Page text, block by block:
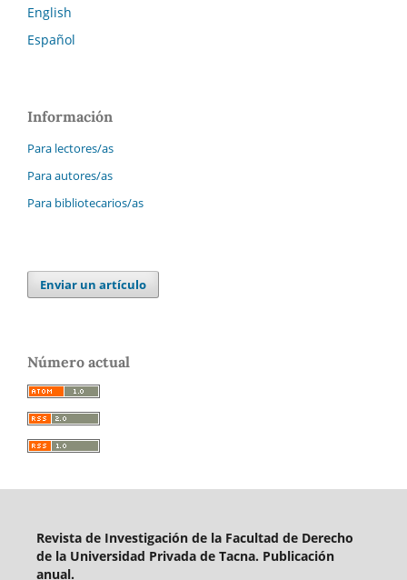
English
Español
Información
Para lectores/as
Para autores/as
Para bibliotecarios/as
Enviar un artículo
Número actual
Revista de Investigación de la Facultad de Derecho
de la Universidad Privada de Tacna. Publicación
anual.